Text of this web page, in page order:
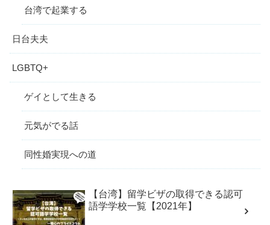
台湾で起業する
日台夫夫
LGBTQ+
ゲイとして生きる
元気がでる話
同性婚実現への道
【台湾】留学ビザの取得できる認可
語学学校一覧【2021年】